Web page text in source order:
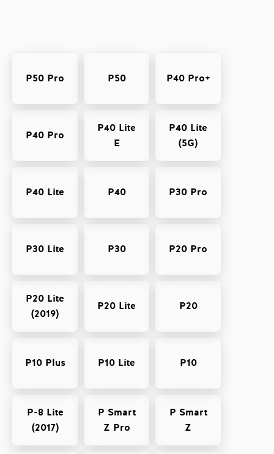
P50 Pro P50 P40 Pro+
P40 Pro
P40 Lite
E
P40 Lite
(5G)
P40 Lite P40 P30 Pro
P30 Lite P30 P20 Pro
P20 Lite
(2019)
P20 Lite P20
P10 Plus P10 Lite P10
P-8 Lite
(2017)
P Smart
Z Pro
P Smart
Z